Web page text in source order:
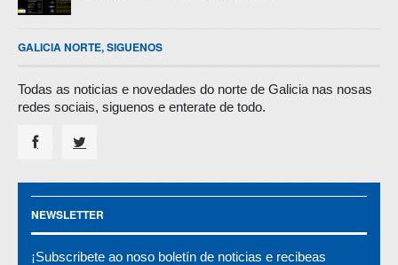
GALICIA NORTE, SIGUENOS
Todas as noticias e novedades do norte de Galicia nas nosas
redes sociais, siguenos e enterate de todo.
NEWSLETTER
¡Subscribete ao noso boletín de noticias e recibeas